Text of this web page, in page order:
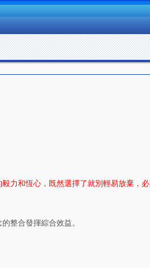
文公職狀元網
力和恆心，既然選擇了就別輕易放棄，
整合發揮綜合效益。